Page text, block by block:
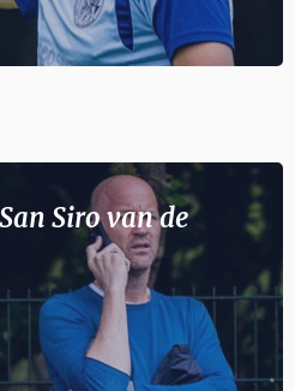
Siro van de